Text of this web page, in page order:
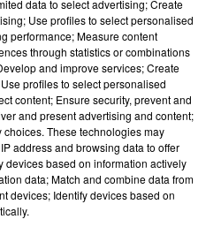
DE MAERE
A Vous
17h16
17h16
MARTIN GARRIX & ED
SHEERAN
Repeat It
data to select advertising; Create
Use profiles to select personalised
performance; Measure content
through statistics or combinations
and improve services; Create
profiles to select personalised
content; Ensure security, prevent and
and present advertising and content;
These technologies may
address and browsing data to offer
devices based on information actively
data; Match and combine data from
devices; Identify devices based on